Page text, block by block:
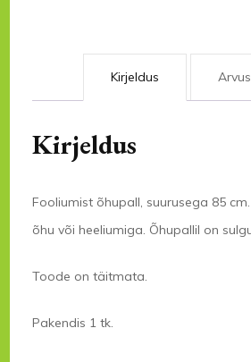
Kirjeldus
Kirjeldus
Fooliumist õhupall, suurusega 85
õhu või heeliumiga. Õhupallil on
Toode on täitmata.
Pakendis 1 tk.